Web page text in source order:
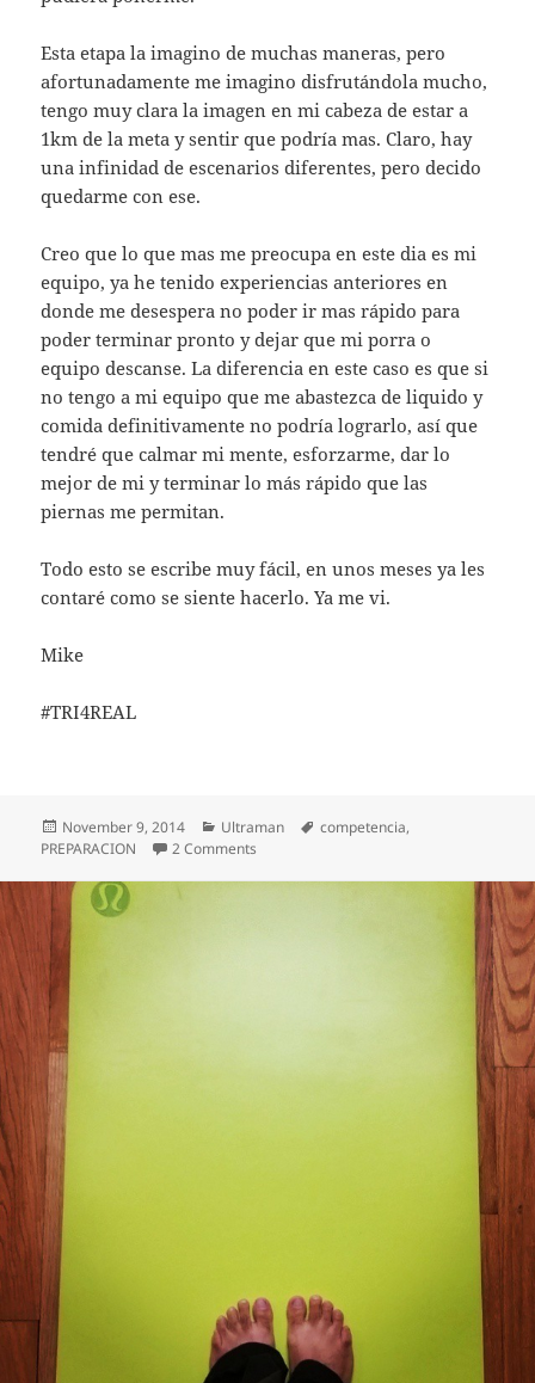
Esta etapa la imagino de muchas maneras, pero
afortunadamente me imagino disfrutándola mucho,
tengo muy clara la imagen en mi cabeza de estar a
1km de la meta y sentir que podría mas. Claro, hay
una infinidad de escenarios diferentes, pero decido
quedarme con ese.
Creo que lo que mas me preocupa en este dia es mi
equipo, ya he tenido experiencias anteriores en
donde me desespera no poder ir mas rápido para
poder terminar pronto y dejar que mi porra o
equipo descanse. La diferencia en este caso es que si
no tengo a mi equipo que me abastezca de liquido y
comida definitivamente no podría lograrlo, así que
tendré que calmar mi mente, esforzarme, dar lo
mejor de mi y terminar lo más rápido que las
piernas me permitan.
Todo esto se escribe muy fácil, en unos meses ya les
contaré como se siente hacerlo. Ya me vi.
Mike
#TRI4REAL
Posted
on
November 9, 2014 Categories
Ultraman Tags
competencia,
PREPARACION
2 Comments